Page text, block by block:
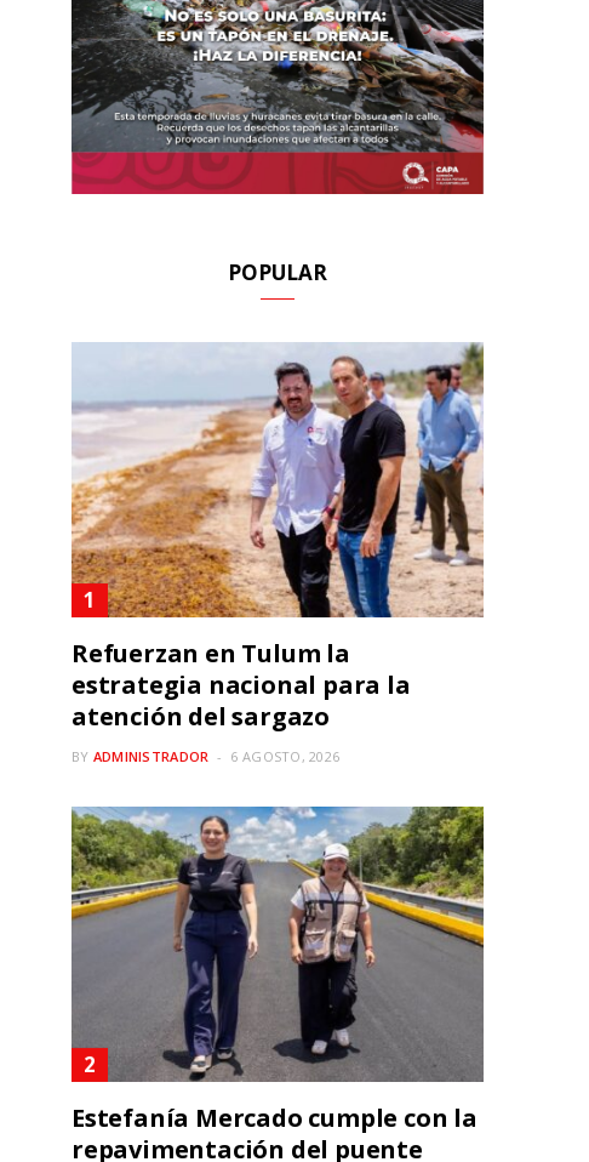
POPULAR
Refuerzan en Tulum la
estrategia nacional para la
atención del sargazo
BY ADMINISTRADOR 6 AGOSTO, 2026
Estefanía Mercado cumple con la
repavimentación del puente